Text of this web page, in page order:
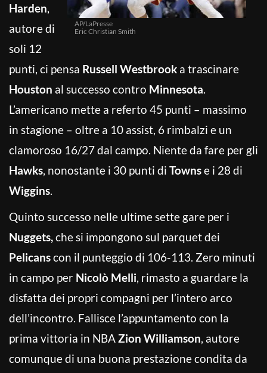
AP/LaPresse
Eric Christian Smith
Harden,
autore di
soli 12
punti, ci pensa Russell Westbrook a trascinare
Houston al successo contro Minnesota.
L’americano mette a referto 45 punti – massimo
in stagione – oltre a 10 assist, 6 rimbalzi e un
clamoroso 16/27 dal campo. Niente da fare per gli
Hawks, nonostante i 30 punti di Townse i 28 di
Wiggins.
Quinto successo nelle ultime sette gare per i
Nuggets,che si impongono sul parquet dei
Pelicanscon il punteggio di 106-113. Zero minuti
in campo per Nicolò Melli, rimasto a guardare la
disfatta dei propri compagni per l’intero arco
dell’incontro. Fallisce l’appuntamento con la
prima vittoria in NBAZion Williamson, autore
comunque di una buona prestazione condita da